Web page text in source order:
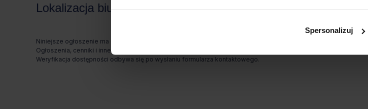
Spersonalizuj
Lokalizacja biura
Niniejsze ogłoszenie ma charakter wyłącznie informacyjny i nie stanowi oferty w myśl art. 66 § 1. Kodeksu
Ogłoszenia, cenniki i inne informacje zawarte na stronie internetowej mogą się różnić od danych
Weryfikacja dostępności odbywa się po wysłaniu formularza kontaktowego.